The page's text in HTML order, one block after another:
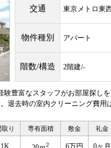
交通 東京メトロ東
物件種別 アパート
階数/構造 2階建/-
豊富なスタッフがお部屋探し
退去時の室内クリーニング費用
取り 専有面積 敷金 礼金
1K 2 6万円 0ヶ月